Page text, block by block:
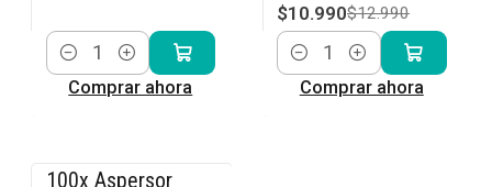
Cantidad
Comprar ahora
$10.990$12.990
Cantidad
Comprar ahora
100x Aspersor